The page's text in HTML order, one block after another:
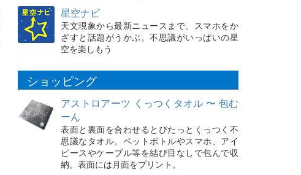
星空ナビ
天文現象から最新ニュースまで、スマホをか
ざすと話題がうかぶ。不思議がいっぱいの星
空を楽しもう
ショッピング
アストロアーツ くっつくタオル 〜 包む
ーん
表面と裏面を合わせるとぴたっとくっつく不
思議なタオル。ペットボトルやスマホ、アイ
ピースやケーブル等を結び目なしで包んで収
納。表面には月面をプリント。